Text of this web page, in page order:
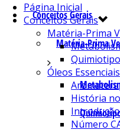
Conceitos Gerais
Matéria-Prima
Página Inicial
Conceitos Gerais
Matéria-Prima
Óleos Essenciais
História
Introdução
Número